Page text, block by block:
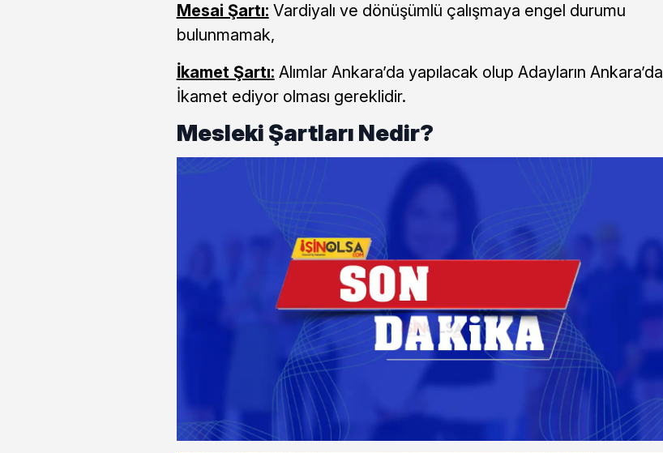
Mesai Şartı: Vardiyalı ve dönüşümlü çalışmaya engel durumu
bulunmamak,
İkamet Şartı: Alımlar Ankara’da yapılacak olup Adayların Ankara’da
İkamet ediyor olması gereklidir.
Mesleki Şartları Nedir?